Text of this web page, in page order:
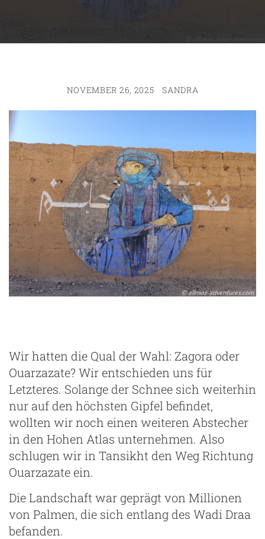
NOVEMBER 26, 2025 SANDRA
Wir hatten die Qual der Wahl: Zagora oder
Ouarzazate? Wir entschieden uns für
Letzteres. Solange der Schnee sich weiterhin
nur auf den höchsten Gipfel befindet,
wollten wir noch einen weiteren Abstecher
in den Hohen Atlas unternehmen. Also
schlugen wir in Tansikht den Weg Richtung
Ouarzazate ein.
Die Landschaft war geprägt von Millionen
von Palmen, die sich entlang des Wadi Draa
befanden.